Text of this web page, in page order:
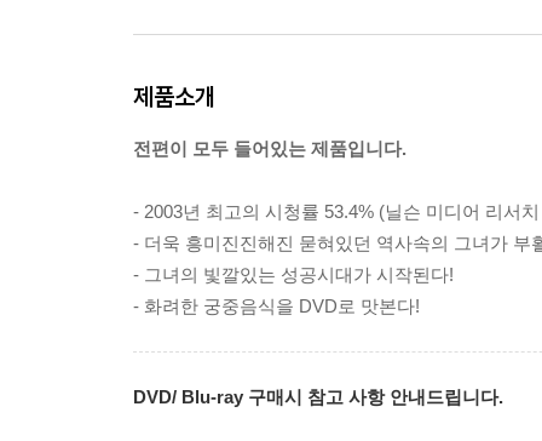
제품소개
전편이 모두 들어있는 제품입니다.
- 2003년 최고의 시청률 53.4% (닐슨 미디어 리서
- 더욱 흥미진진해진 묻혀있던 역사속의 그녀가 부
- 그녀의 빛깔있는 성공시대가 시작된다!
- 화려한 궁중음식을 DVD로 맛본다!
DVD/ Blu-ray 구매시 참고 사항 안내드립니다.